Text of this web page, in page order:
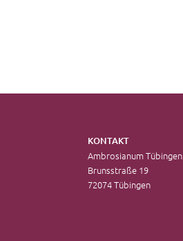
KONTAKT
Ambrosianum Tübingen
Brunsstraße 19
72074 Tübingen